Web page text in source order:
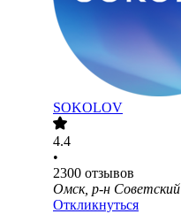
SOKOLOV
4.4
•
2300 отзывов
Омск, р-н Советский
Откликнуться